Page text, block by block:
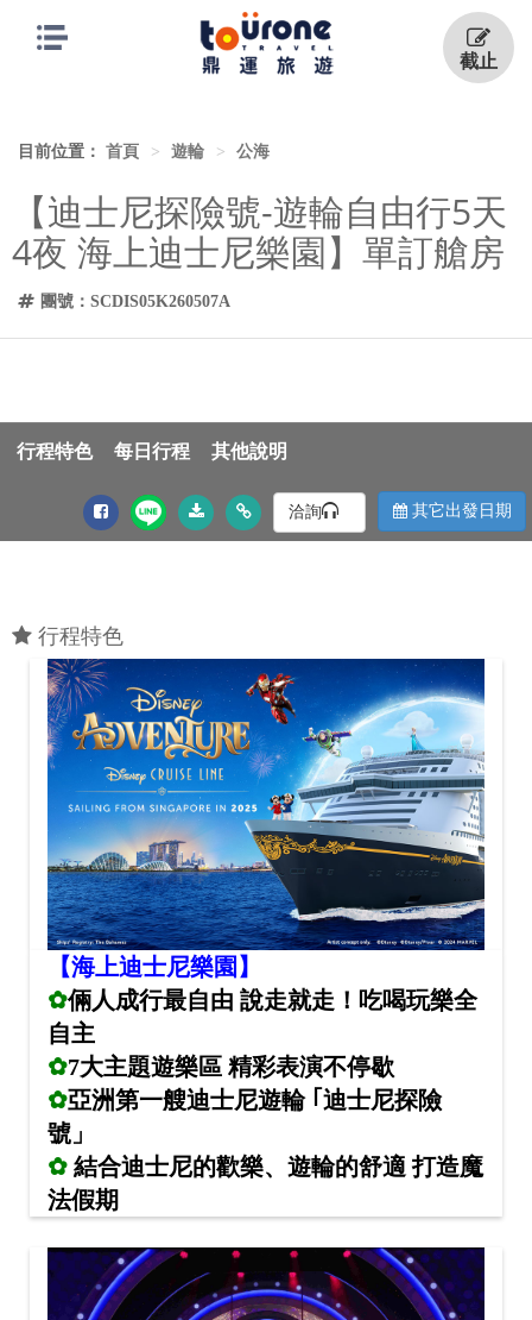
目前位置： 首頁 遊輪 公海
【迪士尼探險號-遊輪自由行5天
4夜 海上迪士尼樂園】單訂艙房
團號：SCDIS05K260507A
行程特色 每日行程 其他說明
洽詢 其它出發日期
行程特色
【海上迪士尼樂園】
✿倆人成行最自由 說走就走！吃喝玩樂全
自主
✿7大主題遊樂區 精彩表演不停歇
✿亞洲第一艘迪士尼遊輪 ｢迪士尼探險
號」
✿ 結合迪士尼的歡樂、 遊輪的舒適 打造魔
法假期
截止